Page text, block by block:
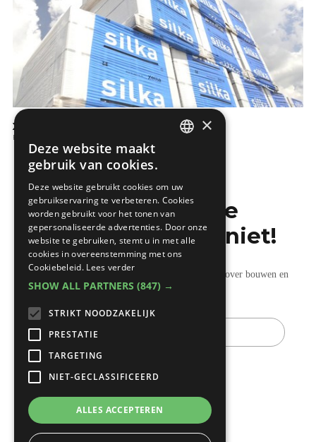
Xella renovatieconcepten
Bouwwerken
Mis de laatste
bouwnieuwtjes niet!
Ontvang onze wekelijkse updates vol nuttige tips over bouwen en
verbouwen.
E-
mail
×
Deze website maakt
gebruik van cookies.
Deze website gebruikt cookies om uw
gebruikservaring te verbeteren. Cookies
worden gebruikt voor het tonen van
gepersonaliseerde advertenties. Door onze
website te gebruiken, stemt u in met alle
cookies in overeenstemming met ons
Cookiebeleid. Lees verder
SHOW ALL PARTNERS (847) →
STRIKT NOODZAKELIJK
PRESTATIE
TARGETING
NIET-GECLASSIFICEERD
ALLES ACCEPTEREN